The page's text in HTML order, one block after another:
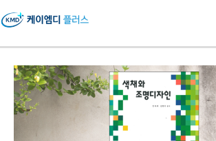
콘
텐
츠
[ebook]
색
채